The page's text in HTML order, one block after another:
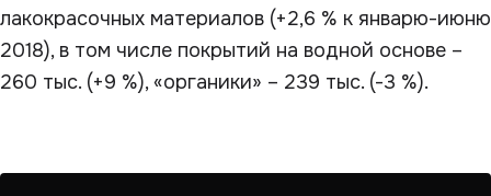
лакокрасочных материалов (+2,6 % к январю-июню
2018), в том числе покрытий на водной основе –
260 тыс. (+9 %), «органики» – 239 тыс. (-3 %).